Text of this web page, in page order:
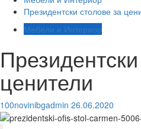
Президентски столове за
Мебели и Интериор
ценители
100novinibgadmin 26.06.2020